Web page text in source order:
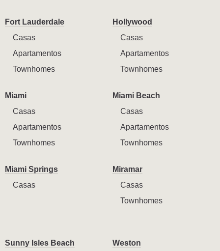
Fort Lauderdale
Casas
Apartamentos
Townhomes
Hollywood
Casas
Apartamentos
Townhomes
Miami
Casas
Apartamentos
Townhomes
Miami Beach
Casas
Apartamentos
Townhomes
Miami Springs
Casas
Miramar
Casas
Townhomes
Sunny Isles Beach
Weston